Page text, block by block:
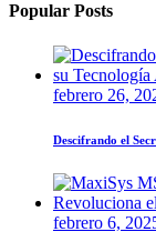
Popular Posts
febrero 26,
Descifrando el
febrero 6,